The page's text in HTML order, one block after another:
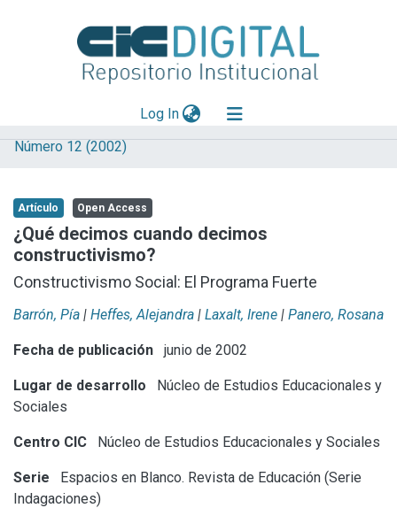
Log In(current)
Explorar
Aportar material
Statistics
Número 12 (2002)
Artículo Open Access
¿Qué decimos cuando decimos
constructivismo?
Constructivismo Social: El Programa Fuerte
Barrón, Pía | Heffes, Alejandra | Laxalt, Irene | Panero, Rosana
Fecha de publicación junio de 2002
Lugar de desarrollo
Núcleo de Estudios Educacionales y
Sociales
Centro CIC Núcleo de Estudios Educacionales y Sociales
Serie
Espacios en Blanco. Revista de Educación (Serie
Indagaciones)